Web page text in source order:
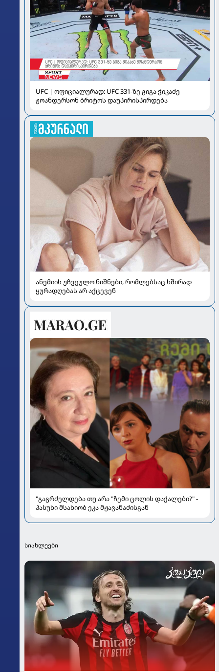
UFC | ოფიციალურად: UFC 331-ზე გიგა ჭიკაძე
ჟოანდერსონ ბრიტოს დაუპირისპირდება
ანემიის უჩვეულო ნიშნები, რომლებსაც ხშირად
ყურადღებას არ აქცევენ
"გაგრძელდება თუ არა "ჩემი ცოლის დაქალები?" -
პასუხი მსახიობ ეკა მჟავანაძისგან
სიახლეები